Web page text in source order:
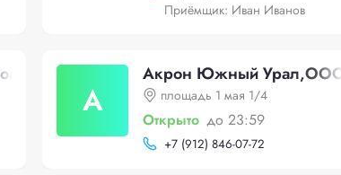
Приёмщик: Иван Иванов
Компания"
А
Акрон Южный Урал,ООО
площадь 1 мая 1/4
Открыто до 23:59
+7 (912) 846-07-72